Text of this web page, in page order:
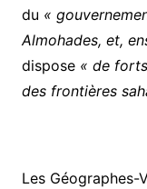
du «
Almohades, et,
dispose« de forts
des frontières
Les Géographes-